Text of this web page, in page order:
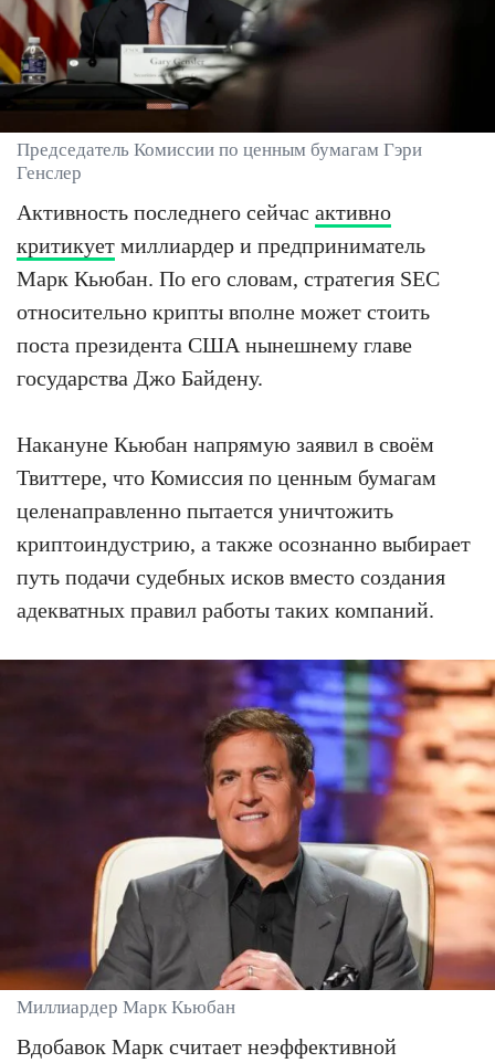
Председатель Комиссии по ценным бумагам Гэри
Генслер
Активность последнего сейчас активно
критикует миллиардер и предприниматель
Марк Кьюбан. По его словам, стратегия SEC
относительно крипты вполне может стоить
поста президента США нынешнему главе
государства Джо Байдену.
Накануне Кьюбан напрямую заявил в своём
Твиттере, что Комиссия по ценным бумагам
целенаправленно пытается уничтожить
криптоиндустрию, а также осознанно выбирает
путь подачи судебных исков вместо создания
адекватных правил работы таких компаний.
Миллиардер Марк Кьюбан
Вдобавок Марк считает неэффективной